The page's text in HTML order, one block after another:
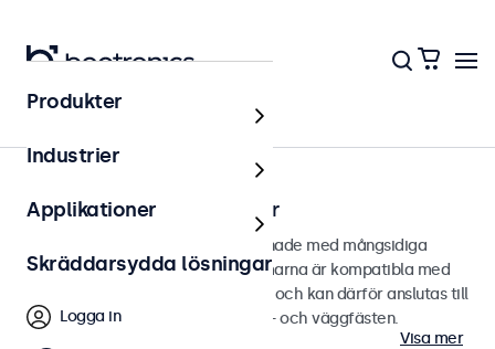
Hem
75mm VESA-touchskärmar
75 mm VESA-touchskärmar designade med mångsidiga
monteringsalternativ. Touchskärmarna är kompatibla med
standard VESA-monteringssystem och kan därför anslutas till
universalstativ, monitorarmar, tak- och väggfästen.
Visa mer
Produkter
Industrier
Applikationer
Skräddarsydda lösningar
Logga in